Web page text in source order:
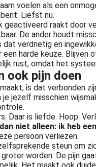
voelen als een
Liefst nu.
geactiveerd raakt door
De ander houdt
dat verdrietig en
harde keuze.
rust, omdat het
ook pijn doen
is dat verbonden
je jezelf misschien
Daar is liefde. Hoop.
niet alleen: ik heb
persoon verliezen.
steun om
worden. De pijn